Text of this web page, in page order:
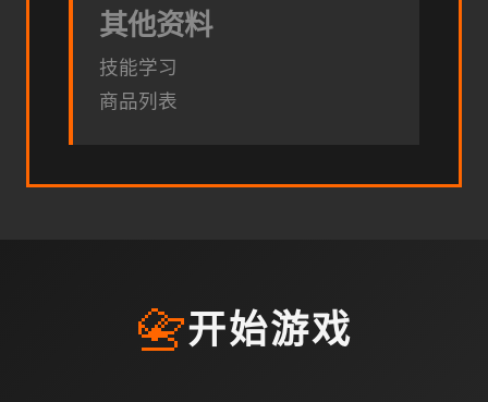
其他资料
技能学习
商品列表
📇开始游戏